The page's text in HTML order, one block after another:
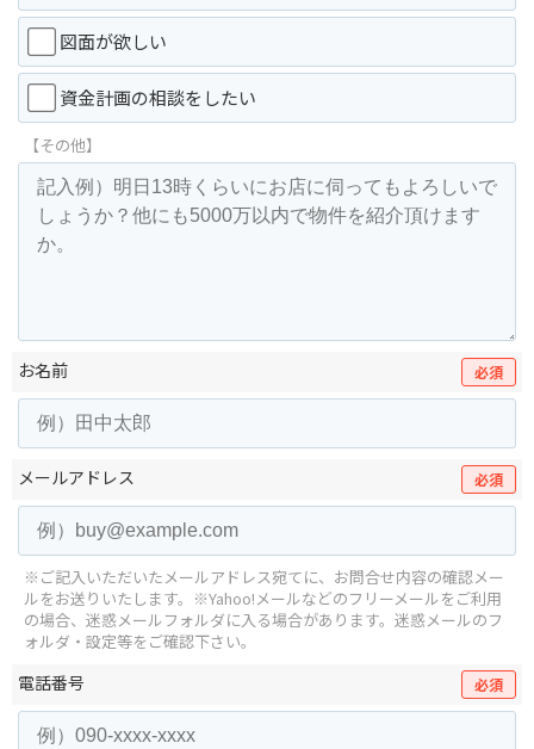
図面が欲しい
資金計画の相談をしたい
【その他】
お名前 必須
メールアドレス 必須
※ご記入いただいたメールアドレス宛てに、お問合せ内容の確認メー
ルをお送りいたします。 ※Yahoo!メールなどのフリーメールをご利用
の場合、迷惑メールフォルダに入る場合があります。 迷惑メールのフ
ォルダ・設定等をご確認下さい。
電話番号 必須